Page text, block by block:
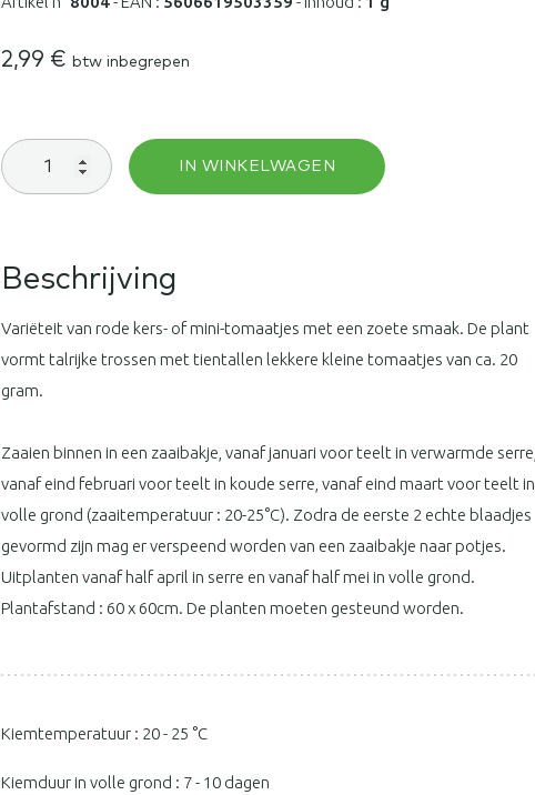
2,99 € btw inbegrepen
Kerstomaat
Red
Cherry
IN WINKELWAGEN
Beschrijving
Variëteit van rode kers- of mini-tomaatjes met een zoete smaak. De plant
vormt talrijke trossen met tientallen lekkere kleine tomaatjes van ca. 20
gram.
Zaaien binnen in een zaaibakje, vanaf januari voor teelt in verwarmde serre,
vanaf eind februari voor teelt in koude serre, vanaf eind maart voor teelt in
volle grond (zaaitemperatuur : 20-25°C). Zodra de eerste 2 echte blaadjes
gevormd zijn mag er verspeend worden van een zaaibakje naar potjes.
Uitplanten vanaf half april in serre en vanaf half mei in volle grond.
Plantafstand : 60 x 60cm. De planten moeten gesteund worden.
Kiemtemperatuur : 20 - 25 °C
Kiemduur in volle grond : 7 - 10 dagen